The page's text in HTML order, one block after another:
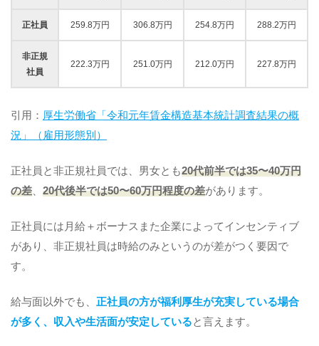
正社員 259.8万円 306.8万円 254.8万円 288.2万円
非正規
社員
222.3万円 251.0万円 212.0万円 227.8万円
引用： 厚生労働省「令和元年賃金構造基本統計調査結果の概
況」（雇用形態別）
正社員と非正規社員では、男女とも20代前半では35〜40万円
の差
20代後半では50〜60万円程度の差があります。
正社員には月給＋ボーナスまた企業によってインセンティブ
があり、非正規社員は時給のみというのが差がつく要因で
す。
給与面以外でも、 正社員の方が福利厚生が充実している場合
が多く、収入や生活面が安定していると言えます。